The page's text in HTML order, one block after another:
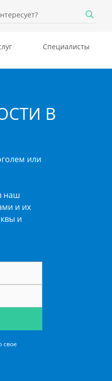
Специалисты
В
или
наш
и их
и
свое